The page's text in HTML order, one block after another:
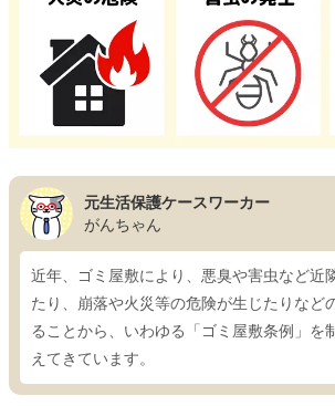
元生活保護ケースワーカー
がんちゃん
近年、ゴミ屋敷により、悪臭や害虫など近
たり、崩落や火災等の危険が生じたりなど
ることから、いわゆる「ゴミ屋敷条例」を
えてきています。